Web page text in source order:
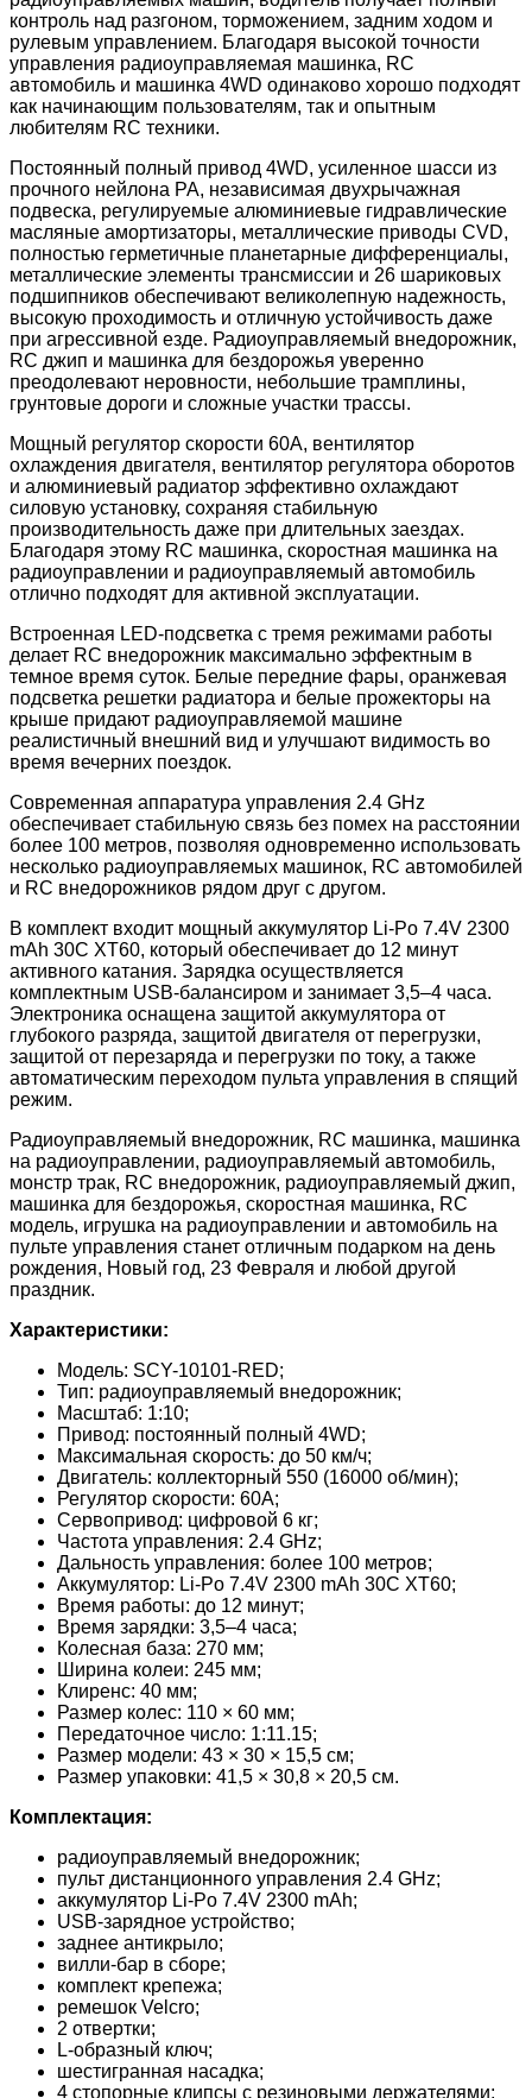
контроль над разгоном, торможением, задним ходом и
рулевым управлением. Благодаря высокой точности
управления радиоуправляемая машинка, RC
автомобиль и машинка 4WD одинаково хорошо подходят
как начинающим пользователям, так и опытным
любителям RC техники.
Постоянный полный привод 4WD, усиленное шасси из
прочного нейлона PA, независимая двухрычажная
подвеска, регулируемые алюминиевые гидравлические
масляные амортизаторы, металлические приводы CVD,
полностью герметичные планетарные дифференциалы,
металлические элементы трансмиссии и 26 шариковых
подшипников обеспечивают великолепную надежность,
высокую проходимость и отличную устойчивость даже
при агрессивной езде. Радиоуправляемый внедорожник,
RC джип и машинка для бездорожья уверенно
преодолевают неровности, небольшие трамплины,
грунтовые дороги и сложные участки трассы.
Мощный регулятор скорости 60A, вентилятор
охлаждения двигателя, вентилятор регулятора оборотов
и алюминиевый радиатор эффективно охлаждают
силовую установку, сохраняя стабильную
производительность даже при длительных заездах.
Благодаря этому RC машинка, скоростная машинка на
радиоуправлении и радиоуправляемый автомобиль
отлично подходят для активной эксплуатации.
Встроенная LED-подсветка с тремя режимами работы
делает RC внедорожник максимально эффектным в
темное время суток. Белые передние фары, оранжевая
подсветка решетки радиатора и белые прожекторы на
крыше придают радиоуправляемой машине
реалистичный внешний вид и улучшают видимость во
время вечерних поездок.
Современная аппаратура управления 2.4 GHz
обеспечивает стабильную связь без помех на расстоянии
более 100 метров, позволяя одновременно использовать
несколько радиоуправляемых машинок, RC автомобилей
и RC внедорожников рядом друг с другом.
В комплект входит мощный аккумулятор Li-Po 7.4V 2300
mAh 30C XT60, который обеспечивает до 12 минут
активного катания. Зарядка осуществляется
комплектным USB-балансиром и занимает 3,5–4 часа.
Электроника оснащена защитой аккумулятора от
глубокого разряда, защитой двигателя от перегрузки,
защитой от перезаряда и перегрузки по току, а также
автоматическим переходом пульта управления в спящий
режим.
Радиоуправляемый внедорожник, RC машинка, машинка
на радиоуправлении, радиоуправляемый автомобиль,
монстр трак, RC внедорожник, радиоуправляемый джип,
машинка для бездорожья, скоростная машинка, RC
модель, игрушка на радиоуправлении и автомобиль на
пульте управления станет отличным подарком на день
рождения, Новый год, 23 Февраля и любой другой
праздник.
Характеристики:
Модель: SCY-10101-RED;
Тип: радиоуправляемый внедорожник;
Масштаб: 1:10;
Привод: постоянный полный 4WD;
Максимальная скорость: до 50 км/ч;
Двигатель: коллекторный 550 (16000 об/мин);
Регулятор скорости: 60A;
Сервопривод: цифровой 6 кг;
Частота управления: 2.4 GHz;
Дальность управления: более 100 метров;
Аккумулятор: Li-Po 7.4V 2300 mAh 30C XT60;
Время работы: до 12 минут;
Время зарядки: 3,5–4 часа;
Колесная база: 270 мм;
Ширина колеи: 245 мм;
Клиренс: 40 мм;
Размер колес: 110 × 60 мм;
Передаточное число: 1:11.15;
Размер модели: 43 × 30 × 15,5 см;
Размер упаковки: 41,5 × 30,8 × 20,5 см.
Комплектация:
радиоуправляемый внедорожник;
пульт дистанционного управления 2.4 GHz;
аккумулятор Li-Po 7.4V 2300 mAh;
USB-зарядное устройство;
заднее антикрыло;
вилли-бар в сборе;
комплект крепежа;
ремешок Velcro;
2 отвертки;
L-образный ключ;
шестигранная насадка;
4 стопорные клипсы с резиновыми держателями;